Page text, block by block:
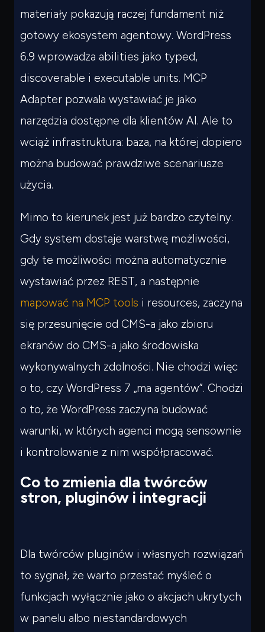
materiały pokazują raczej fundament niż
gotowy ekosystem agentowy. WordPress
6.9 wprowadza abilities jako typed,
discoverable i executable units. MCP
Adapter pozwala wystawiać je jako
narzędzia dostępne dla klientów AI. Ale to
wciąż infrastruktura: baza, na której dopiero
można budować prawdziwe scenariusze
użycia.
Mimo to kierunek jest już bardzo czytelny.
Gdy system dostaje warstwę możliwości,
gdy te możliwości można automatycznie
wystawiać przez REST, a następnie
mapować na MCP tools i resources, zaczyna
się przesunięcie od CMS-a jako zbioru
ekranów do CMS-a jako środowiska
wykonywalnych zdolności. Nie chodzi więc
o to, czy WordPress 7 „ma agentów”. Chodzi
o to, że WordPress zaczyna budować
warunki, w których agenci mogą sensownie
i kontrolowanie z nim współpracować.
Co to zmienia dla twórców
stron, pluginów i integracji
Dla twórców pluginów i własnych rozwiązań
to sygnał, że warto przestać myśleć o
funkcjach wyłącznie jako o akcjach ukrytych
w panelu albo niestandardowych